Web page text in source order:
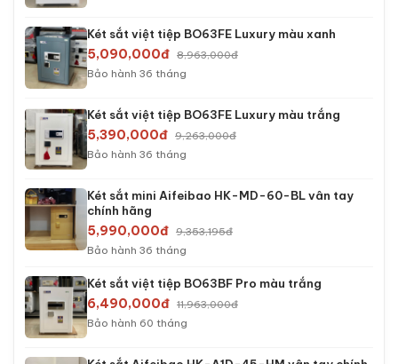
Két sắt việt tiệp BO63FE Luxury màu xanh
5,090,000đ 8,963,000đ
Bảo hành 36 tháng
Két sắt việt tiệp BO63FE Luxury màu trắng
5,390,000đ 9,263,000đ
Bảo hành 36 tháng
Két sắt mini Aifeibao HK-MD-60-BL vân tay
chính hãng
5,990,000đ 9,353,195đ
Bảo hành 36 tháng
Két sắt việt tiệp BO63BF Pro màu trắng
6,490,000đ 11,963,000đ
Bảo hành 60 tháng